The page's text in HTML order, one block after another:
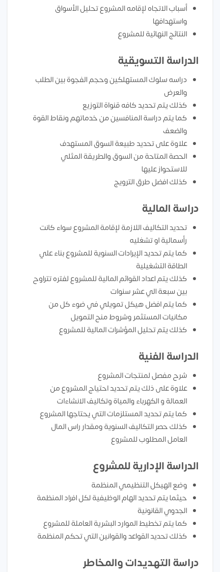
أسباب الاتجاه لإقامه المشروع تحليل الأسواق
واستهدافها
النتائج النهائية للمشروع
الدراسة التسويقية
دراسه سلوك المستهلكين وحجم الفجوة بين الطلب
والعرض
كذلك يتم تحديد كافه قنواة التوزيع
كما يتم دراسة المنافسين من خدماتهم ونقاط القوة
والضعف
علاوة على تحديد طبيعة السوق المستهدف
الحصة المتاحة من السوق والطريقة المثلي
للاستحواز عليها
كذلك افضل طرق الترويج
دراسة المالية
تحديد التكاليف اللازمة لإقامة المشروع سواء كانت
رأسمالية او تشغليه
كما يتم تحديد الإيرادات السنوية للمشروع بناء علي
الطاقة التشغيلية
كذلك يتم اعداد القوائم المالية للمشروع لفتره تتراوح
بين سبعة الي عشر سنوات
كما يتم افضل هيكل تمويلي في ضوء كل من
مكانيات المستثمر وشروط منح التمويل
كذلك يتم تحليل المؤشرات المالية للمشروع
الدراسة الفنية
شرح مفصل لمنتجات المشروع
علاوة على ذلك يتم تحديد احتياج المشروع من
العمالة و الكهرباء والمياة وتكاليف الانشاءات
كما يتم تحديد المستلزمات التي يحتاجها المشروع
كذلك حصر التكاليف السنوية ومقدار راس المال
العامل المطلوب للمشروع
الدراسة الإدارية للمشروع
وضع الهيكل التنظيمي المنظمة
حيثما يتم تحديد الهام الوظيفية لكل افراد المنظمة
الجدوي القانونية
كما يتم تخطيط الموارد البشرية العاملة للمشروع
كذلك تحديد القواعد والقوانين التي تحكم المنظمة
دراسة التهديدات والمخاطر